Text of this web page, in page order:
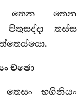
තෙන තෙන
තස්ස
ච්ඡො
භගිනියං